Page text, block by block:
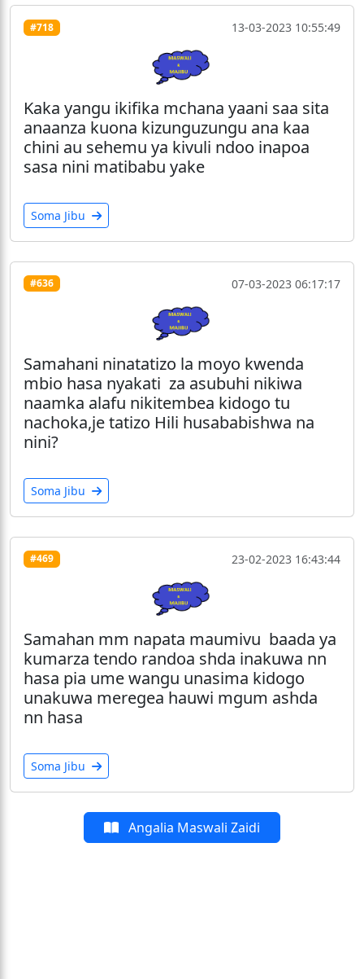
#718 13-03-2023 10:55:49
Kaka yangu ikifika mchana yaani saa sita
anaanza kuona kizunguzungu ana kaa
chini au sehemu ya kivuli ndoo inapoa
sasa nini matibabu yake
Soma Jibu
#636 07-03-2023 06:17:17
Samahani ninatatizo la moyo kwenda
mbio hasa nyakati za asubuhi nikiwa
naamka alafu nikitembea kidogo tu
nachoka,je tatizo Hili husababishwa na
nini?
Soma Jibu
#469 23-02-2023 16:43:44
Samahan mm napata maumivu baada ya
kumarza tendo randoa shda inakuwa nn
hasa pia ume wangu unasima kidogo
unakuwa meregea hauwi mgum ashda
nn hasa
Soma Jibu
Angalia Maswali Zaidi